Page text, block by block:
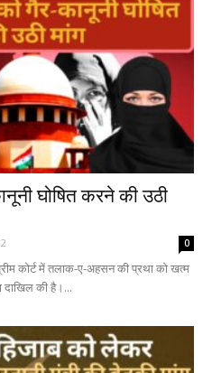
घोषित करने की उठी
0
कोर्ट में तलाक-ए-अहसन की प्रथा को खत्म
दाखिल की है।...